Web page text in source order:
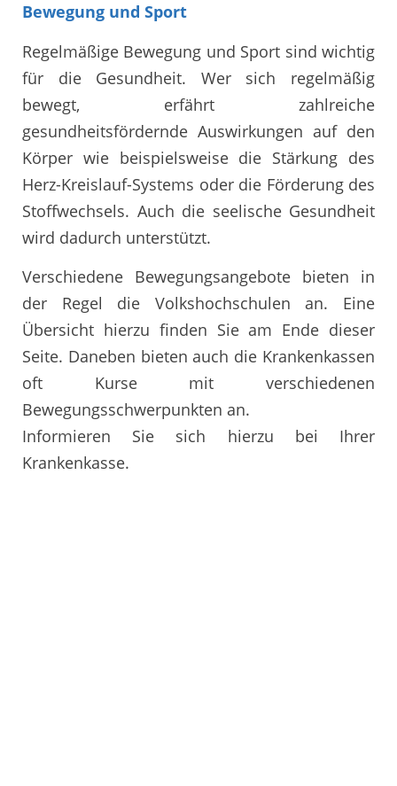
Bewegung und Sport
Regelmäßige Bewegung und Sport sind wichtig
für die Gesundheit. Wer sich regelmäßig
bewegt, erfährt zahlreiche
gesundheitsfördernde Auswirkungen auf den
Körper wie beispielsweise die Stärkung des
Herz-Kreislauf-Systems oder die Förderung des
Stoffwechsels. Auch die seelische Gesundheit
wird dadurch unterstützt.
Verschiedene Bewegungsangebote bieten in
der Regel die Volkshochschulen an. Eine
Übersicht hierzu finden Sie am Ende dieser
Seite. Daneben bieten auch die Krankenkassen
oft Kurse mit verschiedenen
Bewegungsschwerpunkten an.
Informieren Sie sich hierzu bei Ihrer
Krankenkasse.